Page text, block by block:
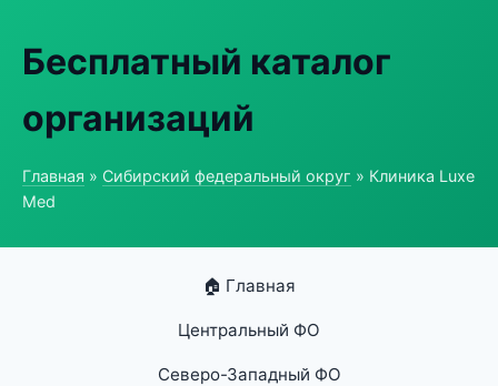
Бесплатный каталог
организаций
Главная » Сибирский федеральный округ » Клиника Luxe
Med
🏠 Главная
Центральный ФО
Северо-Западный ФО